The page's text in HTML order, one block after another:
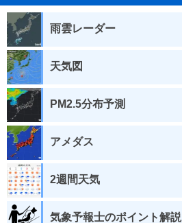
雨雲レーダー
天気図
PM2.5分布予測
アメダス
2週間天気
気象予報士のポイント解説